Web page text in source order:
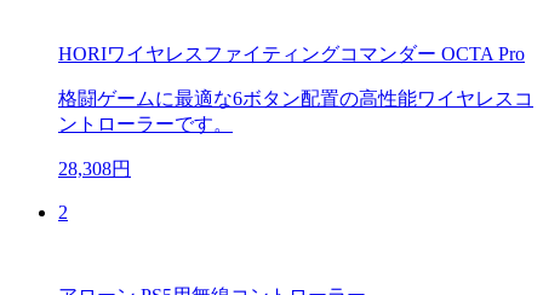
HORIワイヤレスファイティングコマンダー OCTA Pro
格闘ゲームに最適な6ボタン配置の高性能ワイヤレスコ
ントローラーです。
28,308円
2